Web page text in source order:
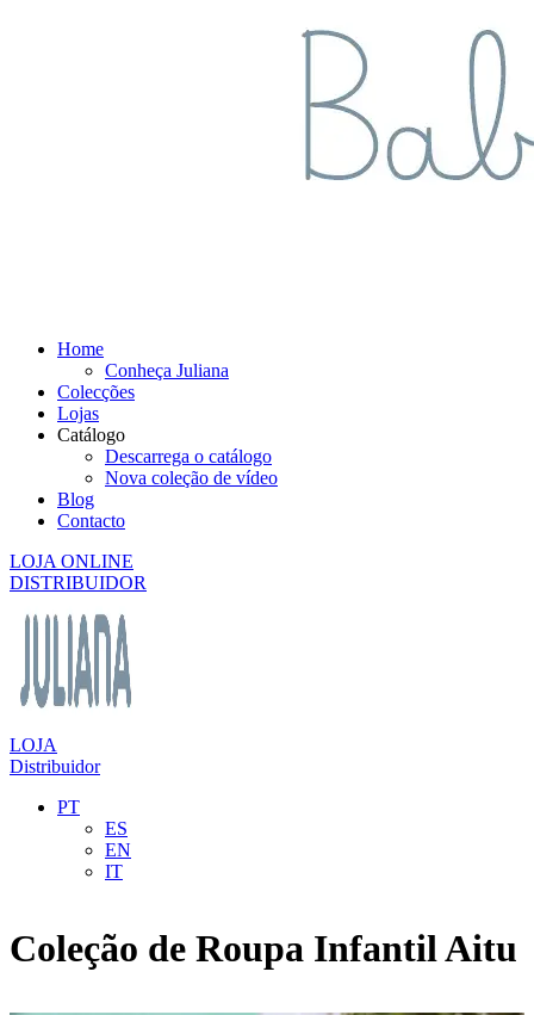
Home
Conheça Juliana
Colecções
Lojas
Catálogo
Descarrega o catálogo
Nova coleção de vídeo
Blog
Contacto
LOJA ONLINE
DISTRIBUIDOR
LOJA
Distribuidor
PT
ES
EN
IT
Coleção de Roupa Infantil Aitu